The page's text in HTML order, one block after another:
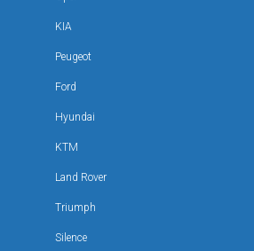
KIA
Peugeot
Ford
Hyundai
KTM
Land Rover
Triumph
Silence